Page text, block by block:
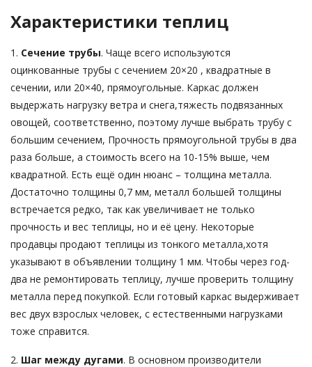
Характеристики теплиц
1. Сечение трубы. Чаще всего используются
оцинкованные трубы с сечением 20×20 , квадратные в
сечении, или 20×40, прямоугольные. Каркас должен
выдержать нагрузку ветра и снега,тяжесть подвязанных
овощей, соответственно, поэтому лучше выбрать трубу с
большим сечением, Прочность прямоугольной трубы в два
раза больше, а стоимость всего на 10-15% выше, чем
квадратной. Есть ещё один нюанс – толщина металла.
Достаточно толщины 0,7 мм, металл большей толщины
встречается редко, так как увеличивает не только
прочность и вес теплицы, но и её цену. Некоторые
продавцы продают теплицы из тонкого металла,хотя
указывают в объявлении толщину 1 мм. Чтобы через год-
два не ремонтировать теплицу, лучше проверить толщину
металла перед покупкой. Если готовый каркас выдерживает
вес двух взрослых человек, с естественными нагрузками
тоже справится.
2. Шаг между дугами. В основном производители